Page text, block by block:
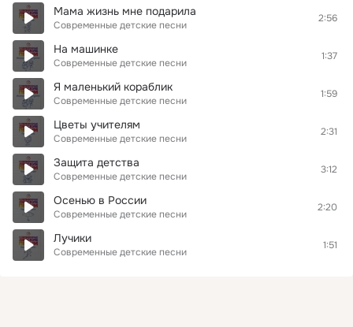
Мама жизнь мне подарила
Современные детские песни
2:56
На машинке
Современные детские песни
1:37
Я маленький кораблик
Современные детские песни
1:59
Цветы учителям
Современные детские песни
2:31
Защита детства
Современные детские песни
3:12
Осенью в России
Современные детские песни
2:20
Лучики
Современные детские песни
1:51